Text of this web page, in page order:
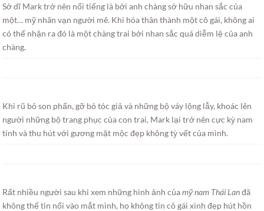
Sở dĩ Mark trở nên nổi tiếng là bởi anh chàng sở hữu nhan sắc của
một… mỹ nhân vạn người mê. Khi hóa thân thành một cô gái, không ai
có thể nhận ra đó là một chàng trai bởi nhan sắc quá diễm lệ của anh
chàng.
Khi rũ bỏ son phấn, gỡ bỏ tóc giả và những bộ váy lộng lẫy, khoác lên
người những bộ trang phục của con trai, Mark lại trở nên cực kỳ nam
tính và thu hút với gương mặt mộc đẹp không tỳ vết của mình.
Rất nhiều người sau khi xem những hình ảnh củamỹ nam Thái Lanđã
không thể tin nổi vào mắt mình, họ không tin cô gái xinh đẹp hút hồn